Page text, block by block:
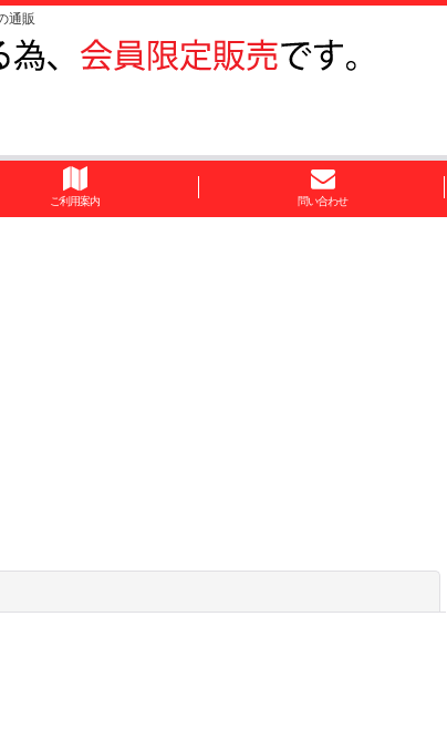
通販
ご利用案内 問い合わせ